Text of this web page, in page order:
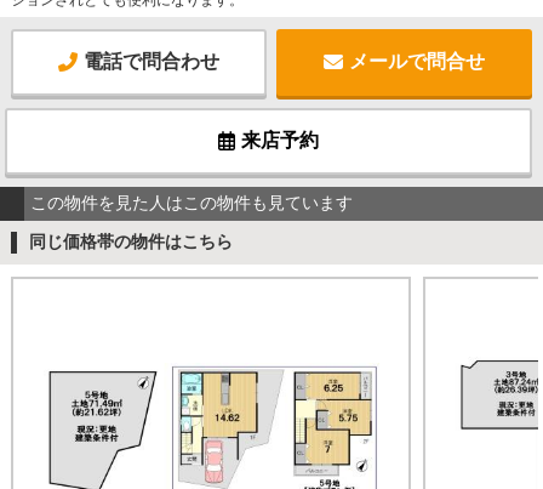
電話で問合わせ メールで問合せ
来店予約
この物件を見た人はこの物件も見ています
同じ価格帯の物件はこちら